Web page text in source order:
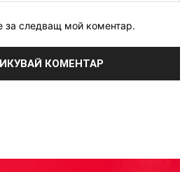
за следващ мой коментар.